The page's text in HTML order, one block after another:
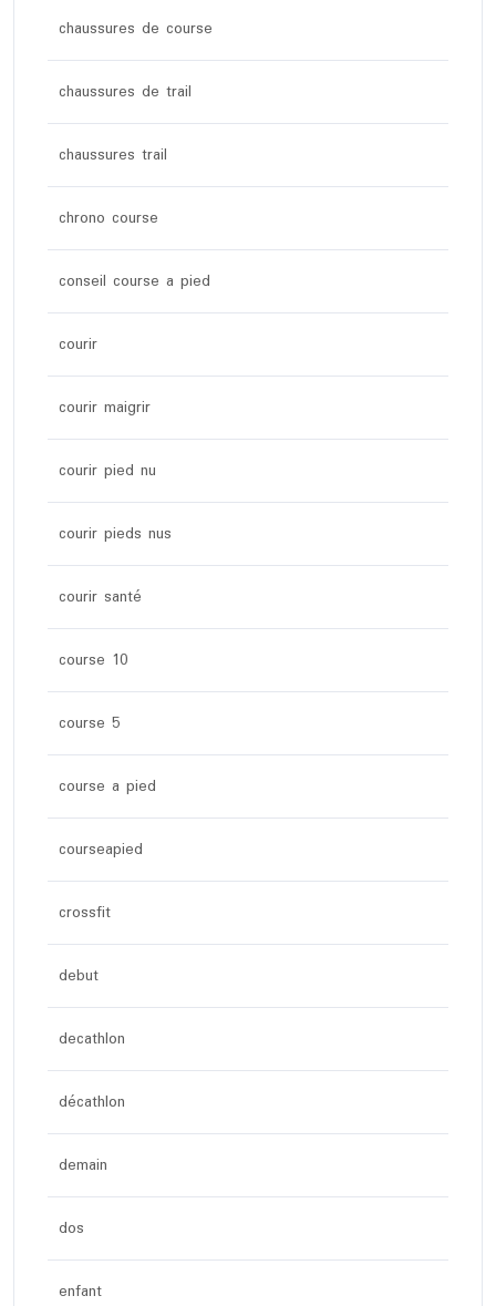
chaussures de course
chaussures de trail
chaussures trail
chrono course
conseil course a pied
courir
courir maigrir
courir pied nu
courir pieds nus
courir santé
course 10
course 5
course a pied
courseapied
crossfit
debut
decathlon
décathlon
demain
dos
enfant